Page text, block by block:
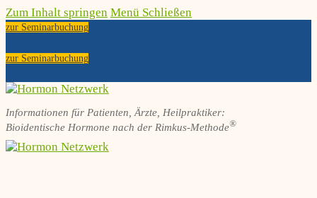
Zum Inhalt springen Menü Schließen
zur Seminarbuchung
zur Seminarbuchung
Informationen für Patienten, Ärzte, Heilpraktiker:
Bioidentische Hormone nach der Rimkus-Methode®